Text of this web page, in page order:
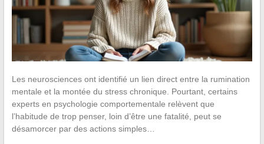
Les neurosciences ont identifié un lien direct entre la rumination
mentale et la montée du stress chronique. Pourtant, certains
experts en psychologie comportementale relèvent que
l’habitude de trop penser, loin d’être une fatalité, peut se
désamorcer par des actions simples…